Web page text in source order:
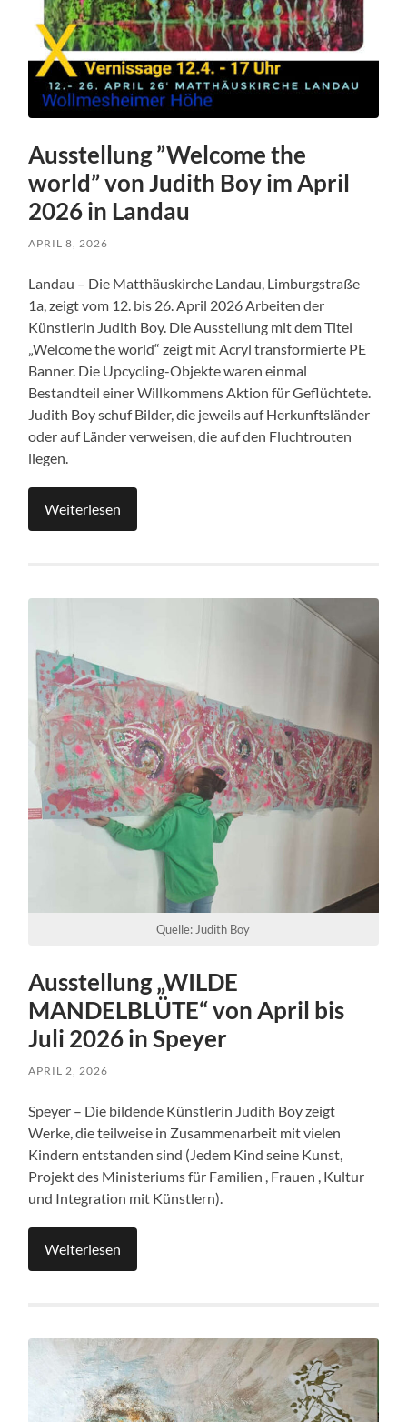
Ausstellung ”Welcome the
world” von Judith Boy im April
2026 in Landau
APRIL 8, 2026
Landau – Die Matthäuskirche Landau, Limburgstraße
1a, zeigt vom 12. bis 26. April 2026 Arbeiten der
Künstlerin Judith Boy. Die Ausstellung mit dem Titel
„Welcome the world“ zeigt mit Acryl transformierte PE
Banner. Die Upcycling-Objekte waren einmal
Bestandteil einer Willkommens Aktion für Geflüchtete.
Judith Boy schuf Bilder, die jeweils auf Herkunftsländer
oder auf Länder verweisen, die auf den Fluchtrouten
liegen.
Weiterlesen
Quelle: Judith Boy
Ausstellung „WILDE
MANDELBLÜTE“ von April bis
Juli 2026 in Speyer
APRIL 2, 2026
Speyer – Die bildende Künstlerin Judith Boy zeigt
Werke, die teilweise in Zusammenarbeit mit vielen
Kindern entstanden sind (Jedem Kind seine Kunst,
Projekt des Ministeriums für Familien , Frauen , Kultur
und Integration mit Künstlern).
Weiterlesen